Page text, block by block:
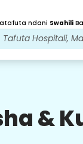
ndani Swahili
&